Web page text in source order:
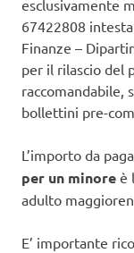
esclusivamente
67422808
Finanze –
per il rilascio del
raccomandabile,
bollettini pre-
L’importo da
per un minore è
adulto
E’ importante